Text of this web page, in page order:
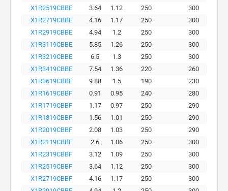
X1R2519CBBE
3.64 1.12 250
300
X1R2719CBBE
4.16 1.17 250
300
X1R2919CBBE
4.94 1.2 250
300
X1R3119CBBE
5.85 1.26 250
300
X1R3219CBBE
6.5 1.3 250
300
X1R3419CBBE
7.54 1.36 220
260
X1R3619CBBE
9.88 1.5 190
230
X1R1619CBBF
0.91 0.95 240
280
X1R1719CBBF
1.17 0.97 250
290
X1R1819CBBF
1.56 1.01 250
290
X1R2019CBBF
2.08 1.03 250
290
X1R2119CBBF
2.6 1.06 250
300
X1R2319CBBF
3.12 1.09 250
300
X1R2519CBBF
3.64 1.12 250
300
X1R2719CBBF
4.16 1.17 250
300